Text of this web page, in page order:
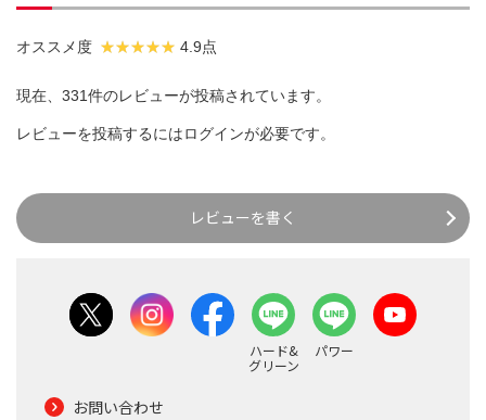
オススメ度 4.9点
現在、331件のレビューが投稿されています。
レビューを投稿するにはログインが必要です。
レビューを書く
ハード&
グリーン
パワー
お問い合わせ